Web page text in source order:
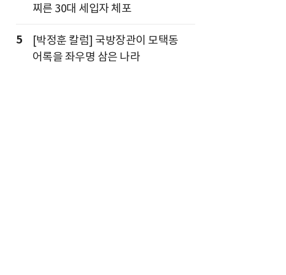
찌른 30대 세입자 체포
5
[박정훈 칼럼] 국방장관이 모택동
어록을 좌우명 삼은 나라